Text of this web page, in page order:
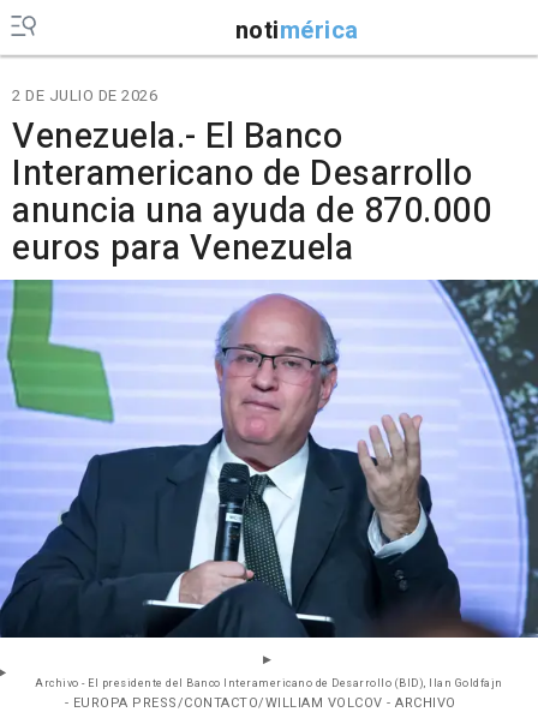
notimérica
2 DE JULIO DE 2026
Venezuela.- El Banco
Interamericano de Desarrollo
anuncia una ayuda de 870.000
euros para Venezuela
Archivo - El presidente del Banco Interamericano de Desarrollo (BID), Ilan Goldfajn
- EUROPA PRESS/CONTACTO/WILLIAM VOLCOV - ARCHIVO